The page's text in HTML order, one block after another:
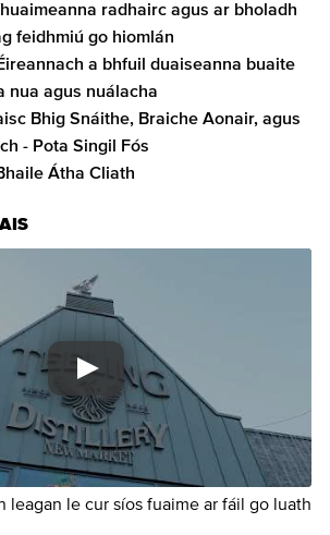
radhairc agus ar bholadh
feidhmiú go hiomlán
a bhfuil duaiseanna buaite
nua agus nuálacha
Bhig Snáithe, Braiche Aonair, agus
- Pota Singil Fós
Átha Cliath
leagan le cur síos fuaime ar fáil go luath